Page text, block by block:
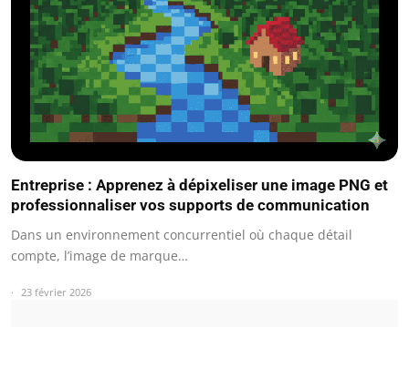
Entreprise : Apprenez à dépixeliser une image PNG et
professionnaliser vos supports de communication
Dans un environnement concurrentiel où chaque détail
compte, l’image de marque…
23 février 2026